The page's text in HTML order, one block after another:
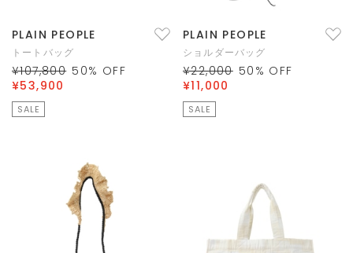
PLAIN PEOPLE
トートバッグ
¥107,800 50% OFF
¥53,900
SALE
PLAIN PEOPLE
ショルダーバッグ
¥22,000 50 % OFF
¥11,000
SALE